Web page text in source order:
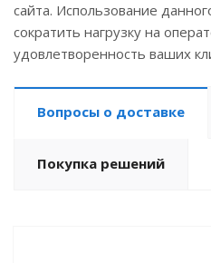
сайта. Использование
сократить нагрузку на
удовлетворенность ваших
Вопросы о доставке
Покупка решений